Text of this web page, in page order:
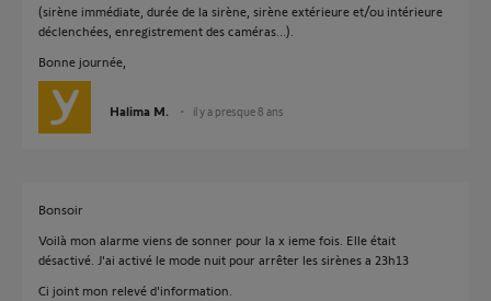
(sirène immédiate, durée de la sirène, sirène extérieure et/ou intérieure
déclenchées, enregistrement des caméras...).
Bonne journée,
Halima M. il y a presque 8 ans
Bonsoir
Voilà mon alarme viens de sonner pour la x ieme fois. Elle était
désactivé. J'ai activé le mode nuit pour arrêter les sirènes a 23h13
Ci joint mon relevé d'information.